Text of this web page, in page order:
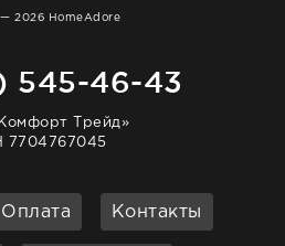
2026 HomeAdore
545-46-43
Трейд»
7704767045
Оплата Контакты